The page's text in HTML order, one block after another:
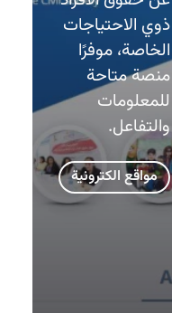
ذوي الاحتياجات
الخاصة، موفرًا
منصة متاحة
للمعلومات
والتفاعل.
مواقع الكترونية